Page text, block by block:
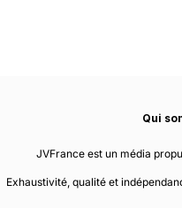
Qui
JVFrance est un média
Exhaustivité, qualité et